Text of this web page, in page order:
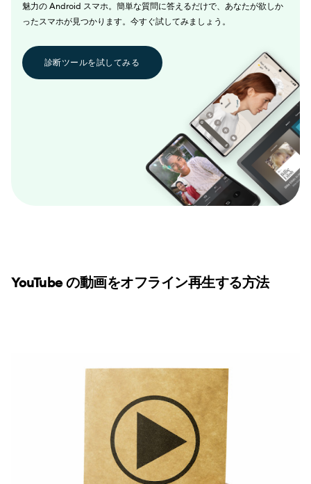
魅力の Android スマホ。簡単な質問に答えるだけで、あなたが欲しか
ったスマホが見つかります。今すぐ試してみましょう。
診断ツールを試してみる
YouTube の動画をオフライン再生する方法